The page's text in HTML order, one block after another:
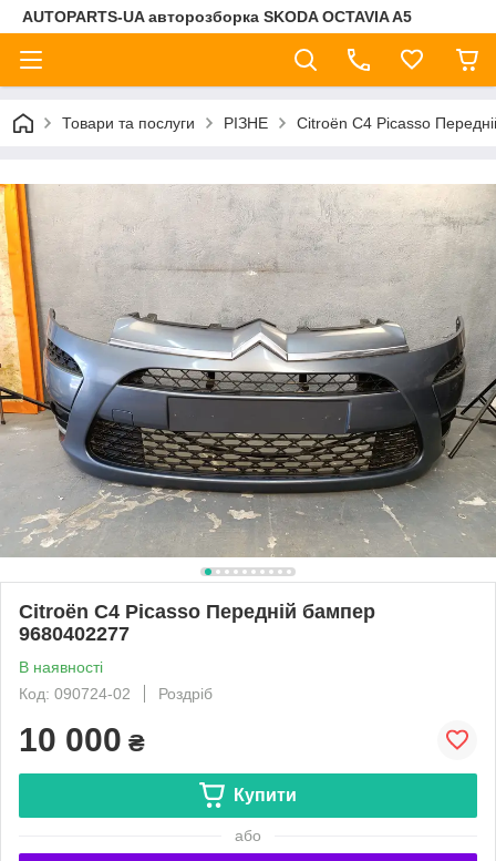
AUTOPARTS-UA авторозборка SKODA OCTAVIA A5
Товари та послуги РІЗНЕ Citroën C4 Picasso
Citroën C4 Picasso Передній бампер
9680402277
В наявності
Код: 090724-02
Роздріб
10 000 ₴
Купити
або